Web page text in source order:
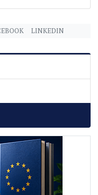
LINKEDIN